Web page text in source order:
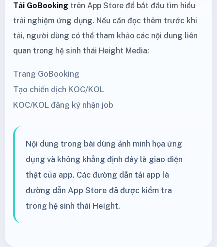
Tải GoBooking trên App Store để bắt đầu tìm hiểu
trải nghiệm ứng dụng. Nếu cần đọc thêm trước khi
tải, người dùng có thể tham khảo các nội dung liên
quan trong hệ sinh thái Height Media:
Trang GoBooking
Tạo chiến dịch KOC/KOL
KOC/KOL đăng ký nhận job
Nội dung trong bài dùng ảnh minh họa ứng
dụng và không khẳng định đây là giao diện
thật của app. Các đường dẫn tải app là
đường dẫn App Store đã được kiểm tra
trong hệ sinh thái Height.